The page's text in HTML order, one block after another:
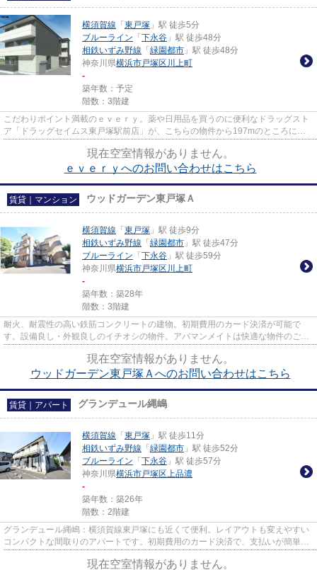
横須賀線 「 東戸塚 」駅 徒歩5分
ブルーライン 「 下永谷 」駅 徒歩48分
相鉄いずみ野線 「 緑園都市 」駅 徒歩48分
神奈川県横浜市戸塚区 川上町
-
築年数：予定
階数：3階建
こだわりポイント満載のｅｖｅｒｙ。薬や日用品を買うのに便利なドラッグスト
ア「ドラッグセイムス東戸塚駅前店」が、こちらの物件から197mのところにあ
現在空室情報がありません。
ｅｖｅｒｙへのお問い合わせはこちら
賃貸｜マンション ウッドガーデン東戸塚Ａ
横須賀線 「 東戸塚 」駅 徒歩9分
相鉄いずみ野線 「 緑園都市 」駅 徒歩47分
ブルーライン 「 下永谷 」駅 徒歩59分
神奈川県横浜市戸塚区 川上町
-
築年数：築28年
階数：3階建
耐火、耐震性の高い鉄筋コンクリートの建物。初期費用のカード決済が可能で
す。設備良し・外観良しのイチオシの物件。アパマンメイトは快適な物件のご紹
現在空室情報がありません。
ウッドガーデン東戸塚Ａへのお問い合わせはこちら
賃貸｜アパート グランデュール縄嶋
横須賀線 「 東戸塚 」駅 徒歩11分
相鉄いずみ野線 「 緑園都市 」駅 徒歩52分
ブルーライン 「 下永谷 」駅 徒歩57分
神奈川県横浜市戸塚区上品濃
-
築年数：築26年
階数：2階建
グランデュール縄嶋：横須賀線東戸塚にも近くて便利。レイアウトも変えやすい
コンパクトな間取りのアパートです。初期費用のカード決済で、支払いが簡単・
現在空室情報がありません。